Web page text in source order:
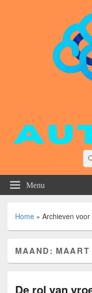
Menu
Home » Archieven
MAAND: MAART
De rol van